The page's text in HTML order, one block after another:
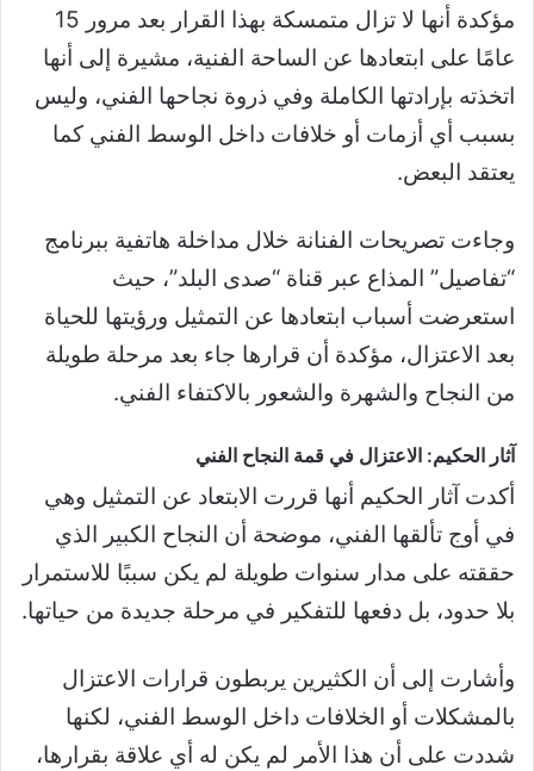
مؤكدة أنها لا تزال متمسكة بهذا القرار بعد مرور 15
عامًا على ابتعادها عن الساحة الفنية، مشيرة إلى أنها
اتخذته بإرادتها الكاملة وفي ذروة نجاحها الفني، وليس
بسبب أي أزمات أو خلافات داخل الوسط الفني كما
يعتقد البعض.
وجاءت تصريحات الفنانة خلال مداخلة هاتفية ببرنامج
“تفاصيل” المذاع عبر قناة “صدى البلد”، حيث
استعرضت أسباب ابتعادها عن التمثيل ورؤيتها للحياة
بعد الاعتزال، مؤكدة أن قرارها جاء بعد مرحلة طويلة
من النجاح والشهرة والشعور بالاكتفاء الفني.
آثار الحكيم: الاعتزال في قمة النجاح الفني
أكدت آثار الحكيم أنها قررت الابتعاد عن التمثيل وهي
في أوج تألقها الفني، موضحة أن النجاح الكبير الذي
حققته على مدار سنوات طويلة لم يكن سببًا للاستمرار
بلا حدود، بل دفعها للتفكير في مرحلة جديدة من حياتها.
وأشارت إلى أن الكثيرين يربطون قرارات الاعتزال
بالمشكلات أو الخلافات داخل الوسط الفني، لكنها
شددت على أن هذا الأمر لم يكن له أي علاقة بقرارها،